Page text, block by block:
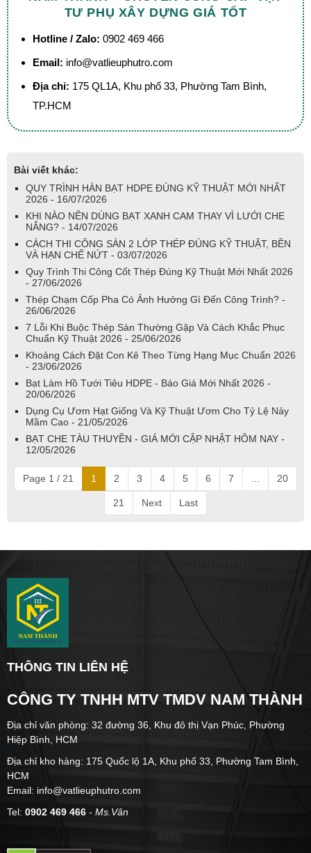
TƯ PHỤ XÂY DỰNG GIÁ TỐT
Hotline / Zalo: 0902 469 466
Email: info@vatlieuphutro.com
Địa chỉ: 175 QL1A, Khu phố 33, Phường Tam Bình,
TP.HCM
Bài viết khác:
QUY TRÌNH HÀN BẠT HDPE ĐÚNG KỸ THUẬT MỚI NHẤT
2026 - 16/07/2026
KHI NÀO NÊN DÙNG BẠT XANH CAM THAY VÌ LƯỚI CHE
NẮNG? - 14/07/2026
CÁCH THI CÔNG SÀN 2 LỚP THÉP ĐÚNG KỸ THUẬT, BỀN
VÀ HẠN CHẾ NỨT - 03/07/2026
Quy Trình Thi Công Cốt Thép Đúng Kỹ Thuật Mới Nhất 2026
- 27/06/2026
Thép Chạm Cốp Pha Có Ảnh Hưởng Gì Đến Công Trình? -
26/06/2026
7 Lỗi Khi Buộc Thép Sàn Thường Gặp Và Cách Khắc Phục
Chuẩn Kỹ Thuật 2026 - 25/06/2026
Khoảng Cách Đặt Con Kê Theo Từng Hạng Mục Chuẩn 2026
- 23/06/2026
Bạt Làm Hồ Tưới Tiêu HDPE - Báo Giá Mới Nhất 2026 -
20/06/2026
Dụng Cụ Ươm Hạt Giống Và Kỹ Thuật Ươm Cho Tỷ Lệ Nảy
Mầm Cao - 21/05/2026
BẠT CHE TÀU THUYỀN - GIÁ MỚI CẬP NHẬT HÔM NAY -
12/05/2026
Page 1 / 21 1 2 3 4 5 6 7 ... 20
21 Next Last
THÔNG TIN LIÊN HỆ
CÔNG TY TNHH MTV TMDV NAM THÀNH
Địa chỉ văn phòng: 32 đường 36, Khu đô thị Vạn Phúc, Phường
Hiệp Bình, HCM
Địa chỉ kho hàng: 175 Quốc lộ 1A, Khu phố 33, Phường Tam Bình,
HCM
Email: info@vatlieuphutro.com
Tel: 0902 469 466 - Ms.Vân